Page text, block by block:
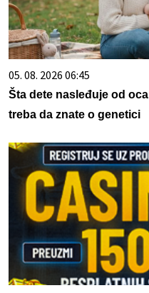
05. 08. 2026 06:45
Šta dete nasleđuje od
treba da znate o genetici